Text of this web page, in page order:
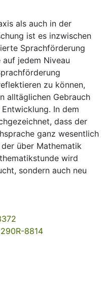
als auch in der
ist es inzwischen
Sprachförderung
jedem Niveau
zu können,
alltäglichen Gebrauch
In dem
dass der
ganz wesentlich
über Mathematik
wird
sondern auch neu
8814